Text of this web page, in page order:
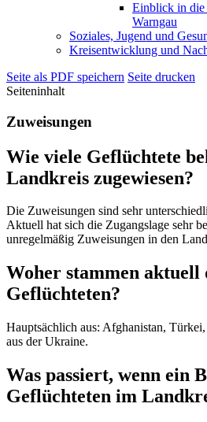
Einblick in
Warngau
Soziales, Jugend und
Kreisentwicklung und
Seite als PDF speichern Seite drucken
Seiteninhalt
Zuweisungen
Wie viele Geflüchtete
Landkreis zugewiesen?
Die Zuweisungen sind sehr
Aktuell hat sich die Zugangslage sehr
unregelmäßig Zuweisungen in den
Woher stammen aktuell
Geflüchteten?
Hauptsächlich aus: Afghanistan,
aus der Ukraine.
Was passiert, wenn ein
Geflüchteten im